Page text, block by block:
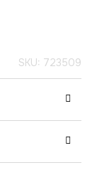
SKU: 723509